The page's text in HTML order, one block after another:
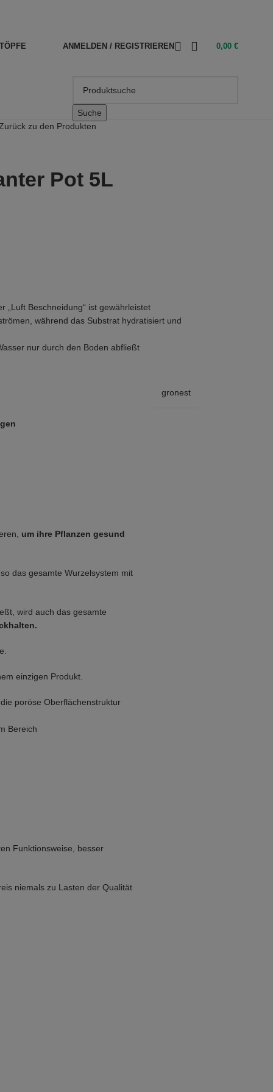
TÖPFE ANMELDEN / REGISTRIEREN 0,00 €
Suche
Zurück zu den Produkten
Pot 5L
Beschneidung“ ist gewährleistet
während das Substrat hydratisiert und
nur durch den Boden abfließt
gronest
um ihre Pflanzen gesund
das gesamte Wurzelsystem mit
wird auch das gesamte
einzigen Produkt.
poröse Oberflächenstruktur
Bereich
Funktionsweise, besser
niemals zu Lasten der Qualität